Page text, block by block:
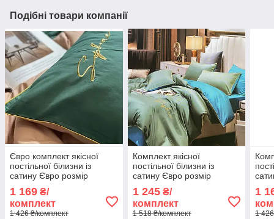
Подібні товари компанії
Євро комплект якісної
постільної білизни із
сатину Євро розмір
200*220 см
1 169 ₴/
комплект
1 426 ₴/комплект
Комплект якісної
постільної білизни із
сатину Євро розмір
200*220 см
1 245₴/
комплект
1 518 ₴/комплект
1
1